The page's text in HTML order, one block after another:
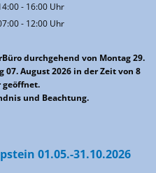
Von 08:00 bis 12:00 Uhr
- 16:00 Uhr
Von 14:00 bis 16:00 Uhr
- 12:00 Uhr
durchgehend von Montag 29.
August 2026 in der Zeit von 8
geöffnet.
und Beachtung.
01.05.-31.10.2026